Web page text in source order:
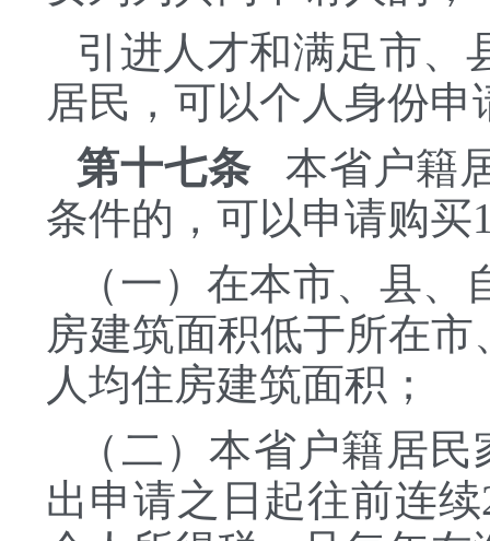
引进人才和满足市、
居民，可以个人身份
第十七条 本省户籍
条件的，可以申请购买
（一）在本市、县
房建筑面积低于所在
人均住房建筑面积；
（二）本省户籍居
出申请之日起往前连